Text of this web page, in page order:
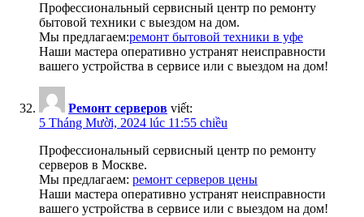
Профессиональный сервисный центр по ремонту
бытовой техники с выездом на дом.
Мы предлагаем:ремонт бытовой техники в уфе
Наши мастера оперативно устранят неисправности
вашего устройства в сервисе или с выездом на дом!
Ремонт серверов viết:
5 Tháng Mười, 2024 lúc 11:55 chiều
Профессиональный сервисный центр по ремонту
серверов в Москве.
Мы предлагаем: ремонт серверов цены
Наши мастера оперативно устранят неисправности
вашего устройства в сервисе или с выездом на дом!